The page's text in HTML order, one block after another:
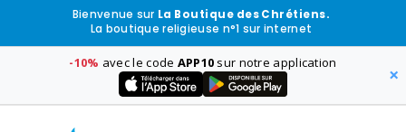
Bienvenue sur La Boutique des Chrétiens.
La boutique religieuse n°1 sur internet
-10% avec le code APP10 sur notre application
×